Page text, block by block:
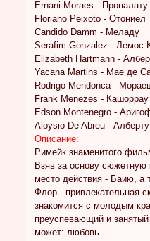
Ernani Moraes - Пропалату
Floriano Peixoto - Отониел
Candido Damm - Меладу
Serafim Gonzalez - Лемос
Elizabeth Hartmann -
Yacana Martins - Мае де
Rodrigo Mendonca -
Frank Menezes - Кашоррау
Edson Montenegro -
Aloysio De Abreu - Алберту
Описание:
Римейк знаменитого
Взяв за основу
место действия - Баию, а
Флор - привлекательная
знакомится с молодым
преуспевающий и занятый
может: любовь...